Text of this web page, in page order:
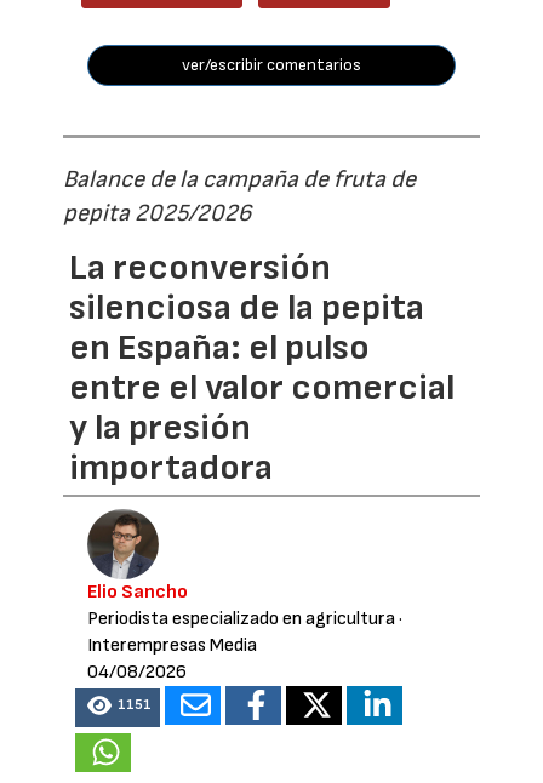
ver/escribir comentarios
Balance de la campaña de fruta de
pepita 2025/2026
La reconversión
silenciosa de la pepita
en España: el pulso
entre el valor comercial
y la presión
importadora
Elio Sancho
Periodista especializado en agricultura·
Interempresas Media
04/08/2026
1151